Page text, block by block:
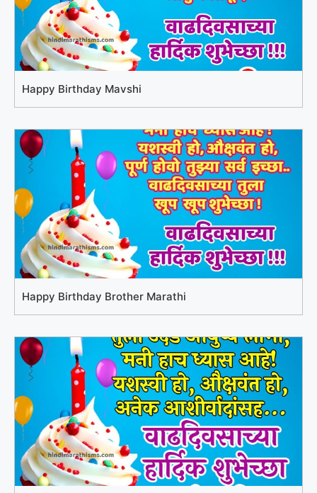
Happy Birthday Mavshi
Happy Birthday Brother Marathi